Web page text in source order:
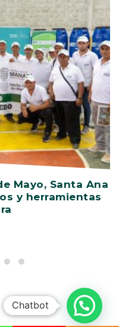
Mayo, Santa Ana
y herramientas
Chatbot